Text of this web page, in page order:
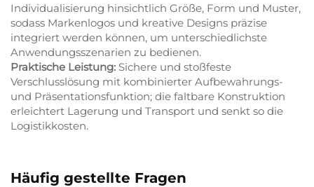
Individualisierung hinsichtlich Größe, Form und Muster,
sodass Markenlogos und kreative Designs präzise
integriert werden können, um unterschiedlichste
Anwendungsszenarien zu bedienen.
Praktische Leistung: Sichere und stoßfeste
Verschlusslösung mit kombinierter Aufbewahrungs-
und Präsentationsfunktion; die faltbare Konstruktion
erleichtert Lagerung und Transport und senkt so die
Logistikkosten.
Häufig gestellte Fragen